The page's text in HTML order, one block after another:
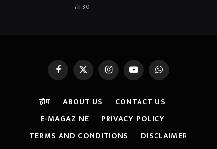
30
FacebookX
(Twitter)
InstagramYouTubeWhatsApp
होम ABOUT US
CONTACT US
E-MAGAZINE
PRIVACY POLICY
TERMS AND CONDITIONS
DISCLAIMER